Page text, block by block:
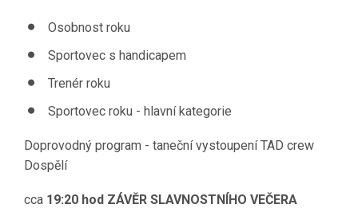
Osobnost roku
Sportovec s handicapem
Trenér roku
Sportovec roku - hlavní kategorie
Doprovodný program - taneční vystoupení TAD crew
Dospělí
cca 19:20 hod ZÁVĚR SLAVNOSTNÍHO VEČERA